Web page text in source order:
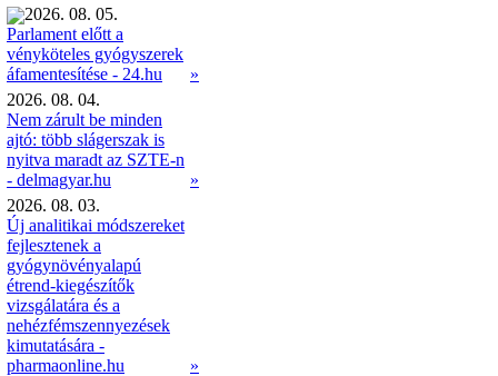
2026. 08. 05.
Parlament előtt a
vényköteles gyógyszerek
áfamentesítése - 24.hu
»
2026. 08. 04.
Nem zárult be minden
ajtó: több slágerszak is
nyitva maradt az SZTE-n
- delmagyar.hu
»
2026. 08. 03.
Új analitikai módszereket
fejlesztenek a
gyógynövényalapú
étrend-kiegészítők
vizsgálatára és a
nehézfémszennyezések
kimutatására -
pharmaonline.hu
»